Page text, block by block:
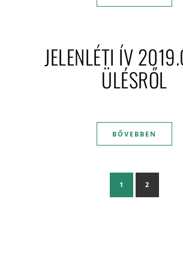
JELENLÉTI ÍV
ÜLÉSRŐL
BŐVEBBEN
1 2